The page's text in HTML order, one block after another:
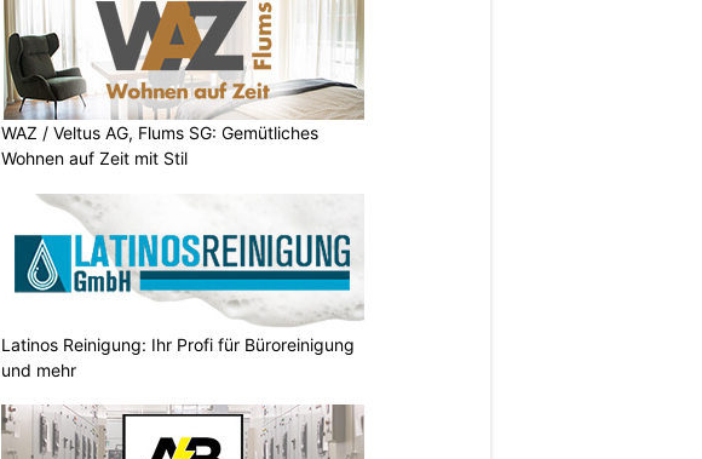
WAZ / Veltus AG, Flums SG: Gemütliches
Wohnen auf Zeit mit Stil
Latinos Reinigung: Ihr Profi für Büroreinigung
und mehr